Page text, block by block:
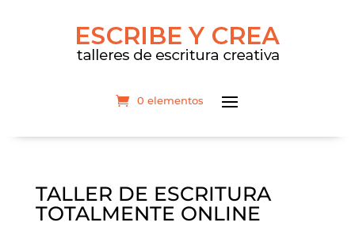
0 elementos
TALLER DE ESCRITURA
TOTALMENTE ONLINE